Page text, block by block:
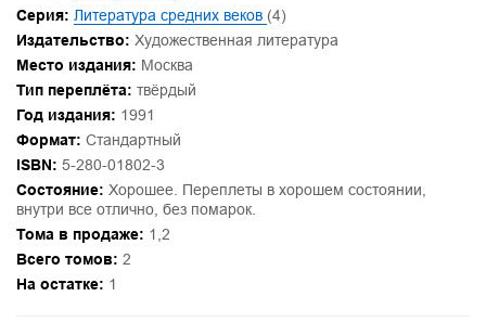
Серия: Литература средних веков (4)
Издательство: Художественная литература
Место издания: Москва
Тип переплёта: твёрдый
Год издания: 1991
Формат: Стандартный
ISBN: 5-280-01802-3
Состояние: Хорошее. Переплеты в хорошем состоянии,
внутри все отлично, без помарок.
Тома в продаже: 1,2
Всего томов: 2
На остатке: 1